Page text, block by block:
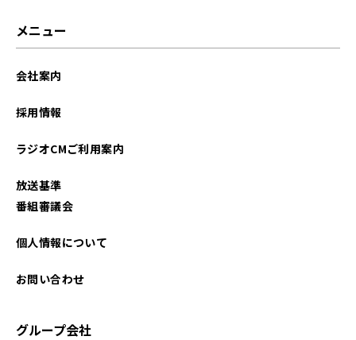
メニュー
会社案内
採用情報
ラジオCMご利用案内
放送基準
番組審議会
個人情報について
お問い合わせ
グループ会社